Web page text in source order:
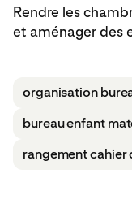
Rendre les
et aménager des
organisation
bureau enfant
rangement cahier